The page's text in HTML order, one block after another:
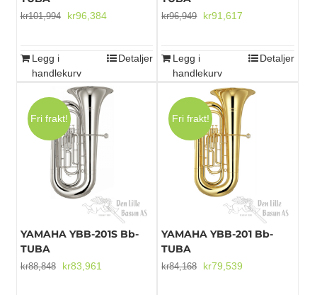
kr101,994
Opprinnelig
kr101,994.
kr96,384Nåværende
er:
Legg i
handlekurv
Detaljer
kr96,949
Opprinnelig
kr96,949.
kr91,617
er:
Legg i
handlekurv
Detaljer
Fri frakt!
YAMAHA YBB-201S Bb-
TUBA
kr88,848
Opprinnelig
kr83,961
Fri frakt!
YAMAHA YBB-201 Bb-
TUBA
kr84,168
Opprinnelig
kr79,539